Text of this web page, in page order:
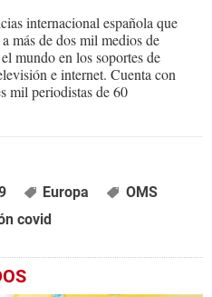
internacional española que
más de dos mil medios de
mundo en los soportes de
e internet. Cuenta con
mil periodistas de 60
Europa
OMS
covid